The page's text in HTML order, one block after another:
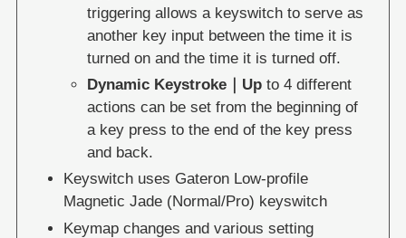
triggering allows a keyswitch to serve as
another key input between the time it is
turned on and the time it is turned off.
Dynamic Keystroke｜Upto 4 different
actions can be set from the beginning of
a key press to the end of the key press
and back.
Keyswitch uses Gateron Low-profile
Magnetic Jade (Normal/Pro) keyswitch
Keymap changes and various setting